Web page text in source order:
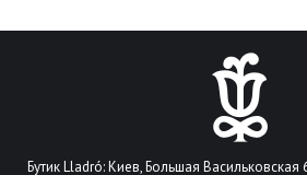
Бутик Lladró: Киев, Большая Васильковская